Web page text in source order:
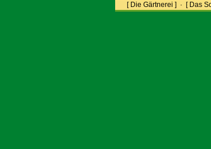
[ Die Gärtnerei ] · [ Das